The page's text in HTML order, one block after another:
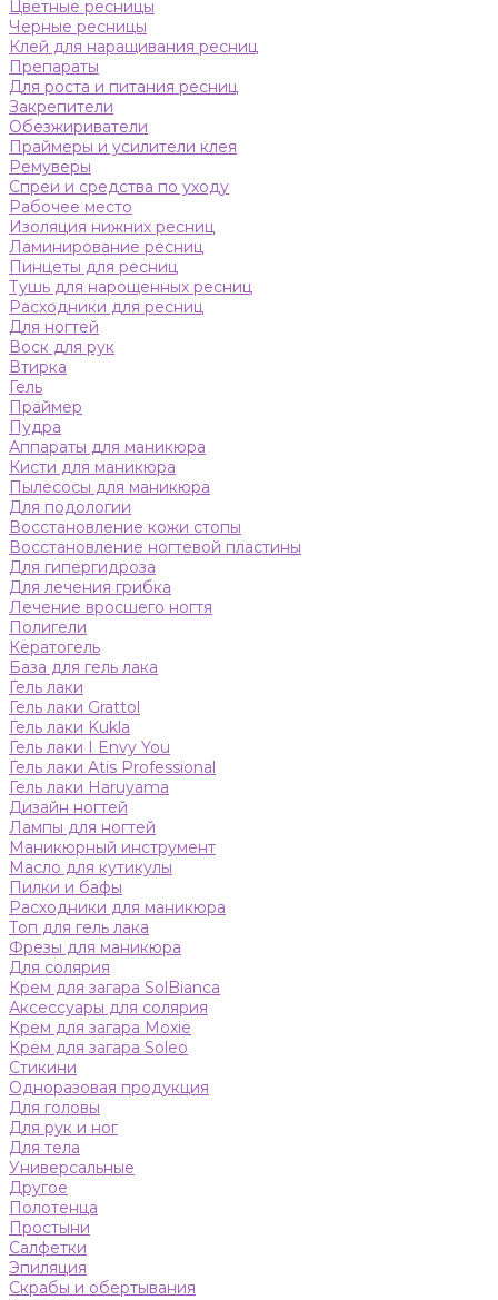
Цветные ресницы
Черные ресницы
Клей для наращивания ресниц
Препараты
Для роста и питания ресниц
Закрепители
Обезжириватели
Праймеры и усилители клея
Ремуверы
Спреи и средства по уходу
Рабочее место
Изоляция нижних ресниц
Ламинирование ресниц
Пинцеты для ресниц
Тушь для нарощенных ресниц
Расходники для ресниц
Для ногтей
Воск для рук
Втирка
Гель
Праймер
Пудра
Аппараты для маникюра
Кисти для маникюра
Пылесосы для маникюра
Для подологии
Восстановление кожи стопы
Восстановление ногтевой пластины
Для гипергидроза
Для лечения грибка
Лечение вросшего ногтя
Полигели
Кератогель
База для гель лака
Гель лаки
Гель лаки Grattol
Гель лаки Kukla
Гель лаки I Envy You
Гель лаки Atis Professional
Гель лаки Haruyama
Дизайн ногтей
Лампы для ногтей
Маникюрный инструмент
Масло для кутикулы
Пилки и бафы
Расходники для маникюра
Топ для гель лака
Фрезы для маникюра
Для солярия
Крем для загара SolBianca
Аксессуары для солярия
Крем для загара Moxie
Крем для загара Soleo
Стикини
Одноразовая продукция
Для головы
Для рук и ног
Для тела
Универсальные
Другое
Полотенца
Простыни
Салфетки
Эпиляция
Скрабы и обертывания